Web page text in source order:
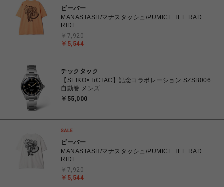
ビーバー
MANASTASH/マナスタッシュ/PUMICE TEE RAD
RIDE
￥5,544
￥7,920
チックタック
【SEIKO×TiCTAC】記念コラボレーション SZSB006
自動巻 メンズ
￥55,000
ビーバー
MANASTASH/マナスタッシュ/PUMICE TEE RAD
RIDE
￥5,544
￥7,920